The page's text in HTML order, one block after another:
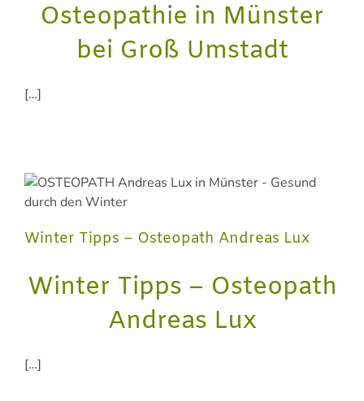
Osteopathie in Münster
bei Groß Umstadt
[…]
Winter Tipps – Osteopath Andreas Lux
Winter Tipps – Osteopath
Andreas Lux
[…]